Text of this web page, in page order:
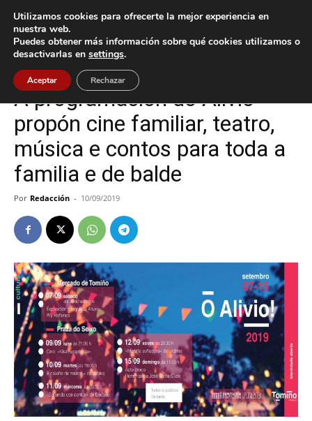
Inicio Cultura / Ocio
Cultura / Ocio Tomiño
A programación do Alivio
propón cine familiar, teatro,
música e contos para toda a
familia e de balde
Por Redacción - 10/09/2019
Utilizamos cookies para ofrecerte la mejor experiencia en
nuestra web.
Puedes obtener más información sobre qué cookies utilizamos o
desactivarlas en settings.
Aceptar Rechazar